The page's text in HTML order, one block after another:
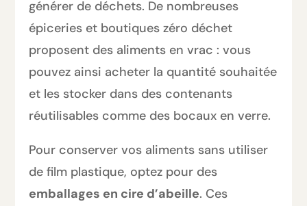
générer de déchets. De nombreuses
épiceries et boutiques zéro déchet
proposent des aliments en vrac : vous
pouvez ainsi acheter la quantité souhaitée
et les stocker dans des contenants
réutilisables comme des bocaux en verre.
Pour conserver vos aliments sans utiliser
de film plastique, optez pour des
emballages en cire d’abeille. Ces